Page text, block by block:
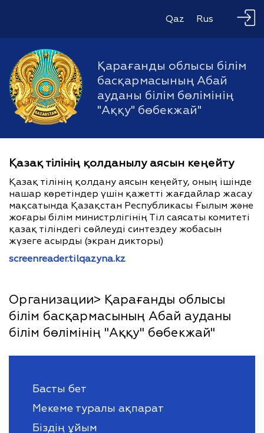
Qaz Rus
Қарағанды облысы білім
басқармасының Абай
ауданы білім бөлімінің
"Аққу" бөбекжай"
Қазақ тілінің қолданылу аясын кеңейту
Қазақ тілінің қолдану аясын кеңейту, оның ішінде
нашар көретіндер үшін қажетті жағдайлар жасау
мақсатында Қазақстан Республикасы Ғылым және
жоғары білім министрлігінің Тіл саясаты комитеті
қазақ тіліндегі сөйлеуді синтездеу жобасын
жүзеге асырды (экран дикторы)
screenreader.tilqazyna.kz
Организации> Қарағанды облысы
білім басқармасының Абай ауданы
білім бөлімінің "Аққу" бөбекжай"
Басты бет
Мекеме туралы ақпарат
Біздің ұйым